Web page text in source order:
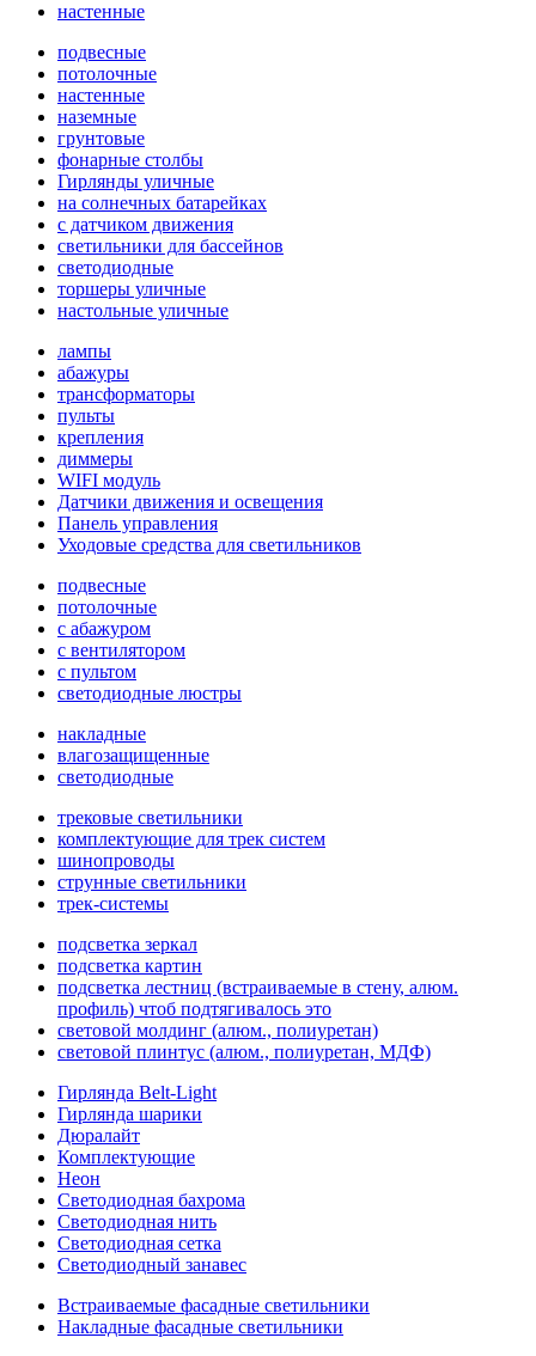
настенные
подвесные
потолочные
настенные
наземные
грунтовые
фонарные столбы
Гирлянды уличные
на солнечных батарейках
с датчиком движения
светильники для бассейнов
светодиодные
торшеры уличные
настольные уличные
лампы
абажуры
трансформаторы
пульты
крепления
диммеры
WIFI модуль
Датчики движения и освещения
Панель управления
Уходовые средства для светильников
подвесные
потолочные
с абажуром
с вентилятором
с пультом
светодиодные люстры
накладные
влагозащищенные
светодиодные
трековые светильники
комплектующие для трек систем
шинопроводы
струнные светильники
трек-системы
подсветка зеркал
подсветка картин
подсветка лестниц (встраиваемые в стену, алюм.
профиль) чтоб подтягивалось это
световой молдинг (алюм., полиуретан)
световой плинтус (алюм., полиуретан, МДФ)
Гирлянда Belt-Light
Гирлянда шарики
Дюралайт
Комплектующие
Неон
Светодиодная бахрома
Светодиодная нить
Светодиодная сетка
Светодиодный занавес
Встраиваемые фасадные светильники
Накладные фасадные светильники